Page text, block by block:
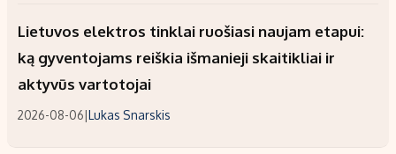
Lietuvos elektros tinklai ruošiasi naujam etapui:
ką gyventojams reiškia išmanieji skaitikliai ir
aktyvūs vartotojai
2026-08-06 Lukas Snarskis